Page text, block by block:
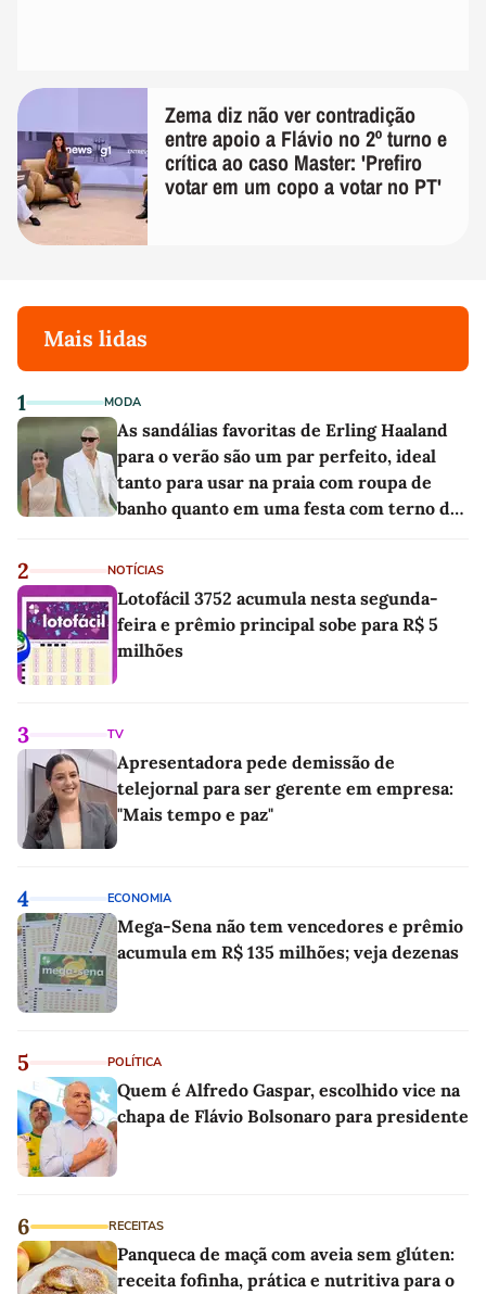
Zema diz não ver contradição
entre apoio a Flávio no 2º turno e
crítica ao caso Master: 'Prefiro
votar em um copo a votar no PT'
Mais lidas
1 MODA
As sandálias favoritas de Erling Haaland
para o verão são um par perfeito, ideal
tanto para usar na praia com roupa de
banho quanto em uma festa com terno de
2 NOTÍCIAS
Lotofácil 3752 acumula nesta segunda-
feira e prêmio principal sobe para R$ 5
milhões
3 TV
Apresentadora pede demissão de
telejornal para ser gerente em empresa:
"Mais tempo e paz"
4 ECONOMIA
Mega-Sena não tem vencedores e prêmio
acumula em R$ 135 milhões; veja dezenas
5 POLÍTICA
Quem é Alfredo Gaspar, escolhido vice na
chapa de Flávio Bolsonaro para presidente
6 RECEITAS
Panqueca de maçã com aveia sem glúten:
receita fofinha, prática e nutritiva para o